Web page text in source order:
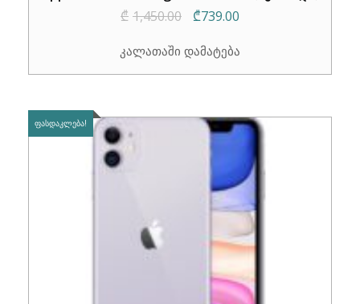
₾ 1,450.00
Original
was:
₾739.00
is:
კალათაში დამატება
ᲤᲐᲡᲓᲐᲙᲚᲔᲑᲐ!